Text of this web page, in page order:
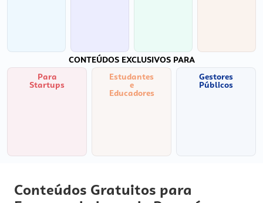
CONTEÚDOS EXCLUSIVOS PARA
Para
Startups
Estudantes
e
Educadores
Gestores
Públicos
Conteúdos Gratuitos para